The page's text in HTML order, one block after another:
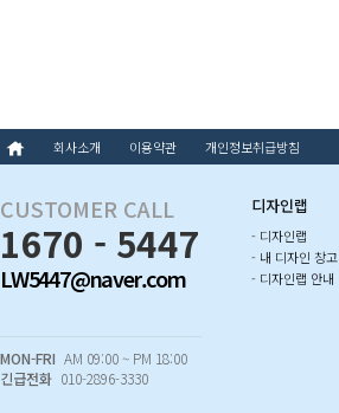
회사소개 이용약관 개인정보취급방침
CUSTOMER CALL
1670 - 5447
LW5447@naver.com
MON-FRI AM 09:00 ~ PM 18:00
긴급전화 010-2896-3330
디자인랩
- 디자인랩
- 내 디자인 창고
- 디자인랩 안내